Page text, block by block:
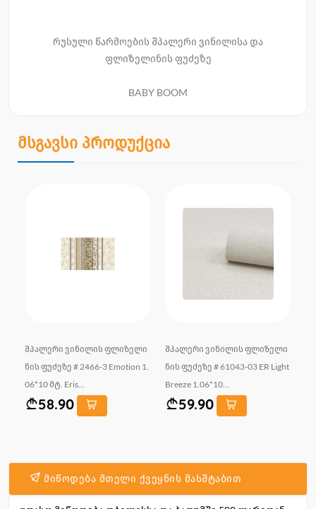
რუსული წარმოების შპალერი ვინილისა და
ფლიზელინის ფუძეზე
BABY BOOM
მსგავსი პროდუქცია
შპალერი ვინილის ფლიზელი
ნის ფუძეზე # 2466-3 Emotion 1.
06*10 მტ. Eris...
58.90
შპალერი ვინილის ფლიზელი
ნის ფუძეზე # 61043-03 ER Light
Breeze 1.06*10...
59.90
მიწოდება მთელი ქვეყნის მასშტაბით